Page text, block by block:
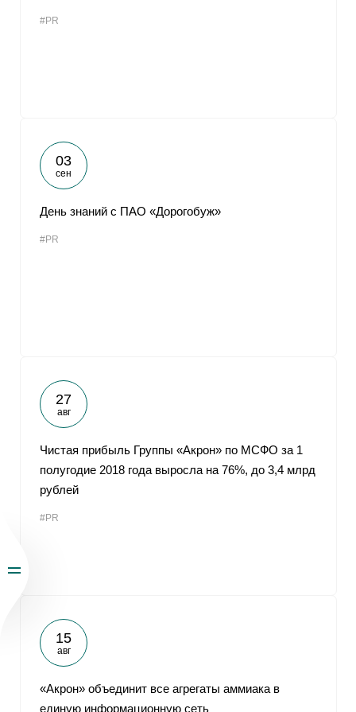
#PR
03
сен
День знаний с ПАО «Дорогобуж»
#PR
27
авг
Чистая прибыль Группы «Акрон» по МСФО за 1
полугодие 2018 года выросла на 76%, до 3,4 млрд
рублей
#PR
15
авг
«Акрон» объединит все агрегаты аммиака в
единую информационную сеть